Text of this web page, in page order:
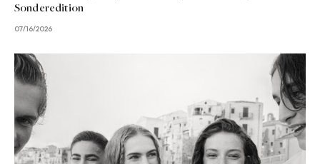
Sonderedition
07/16/2026